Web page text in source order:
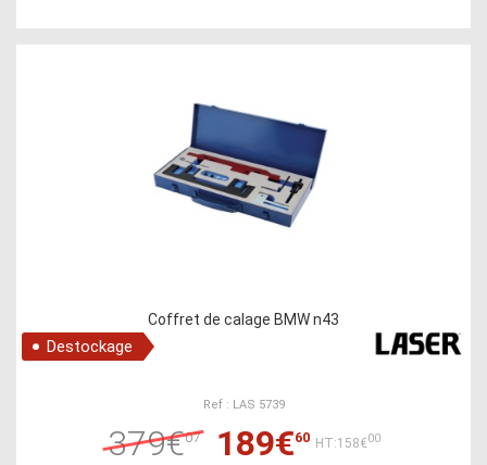
Coffret de calage BMW n43
Destockage
Ref : LAS 5739
379€07 189€60 HT:158€00